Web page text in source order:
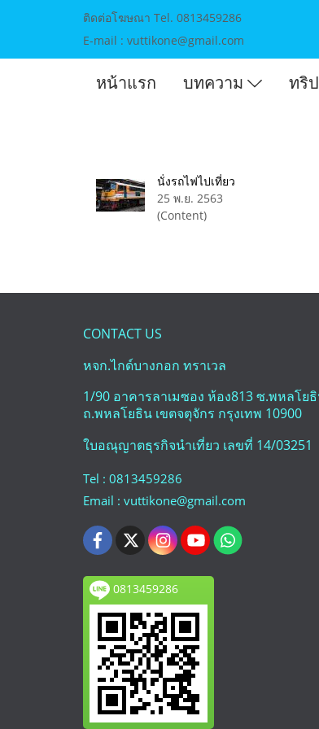
ติดต่อโฆษณา Tel. 0813459286
E-mail : vuttikone@gmail.com
หน้าแรก บทความ ทริ
นั่งรถไฟไปเที่ยว
25 พ.ย. 2563
(Content)
CONTACT US
หจก.ไกด์บางกอก ทราเวล
1/90 อาคารลาเมซอง ห้อง813 ซ.พหลโย
ถ.พหลโยธิน เขตจตุจักร กรุงเทพ 10900
ใบอณุญาตธุรกิจนำเที่ยว เลขที่ 14/03251
Tel : 0813459286
Email : vuttikone@gmail.com
0813459286